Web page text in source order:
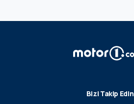
Bizi Takip Edin